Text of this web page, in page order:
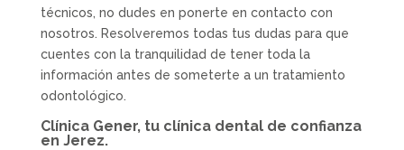
técnicos, no dudes en ponerte en contacto con
nosotros. Resolveremos todas tus dudas para que
cuentes con la tranquilidad de tener toda la
información antes de someterte a un tratamiento
odontológico.
Clínica Gener, tu clínica dental de confianza
en Jerez.